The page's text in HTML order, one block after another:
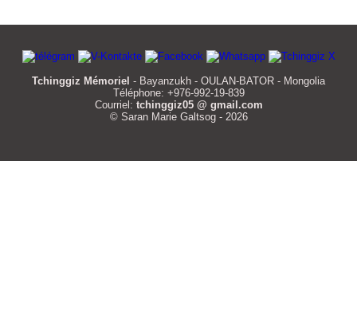
Tchinggiz Mémoriel - Bayanzukh - OULAN-BATOR - Mongolia
Téléphone: +976-992-19-839
Courriel: tchinggiz05 @ gmail.com
© Saran Marie Galtsog - 2026